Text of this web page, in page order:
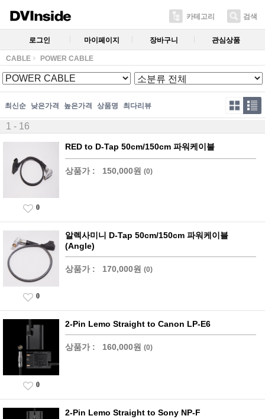
카테고리 검색
로그인 마이페이지 장바구니 관심상품
CABLE POWER CABLE
최신순 낮은가격 높은가격 상품명 최다리뷰
1 - 16
RED to D-Tap 50cm/150cm 파워케이블
상품가 : 150,000원 (0)
0
알렉사미니 D-Tap 50cm/150cm 파워케이블
(Angle)
상품가 : 170,000원 (0)
0
2-Pin Lemo Straight to Canon LP-E6
상품가 : 160,000원 (0)
0
2-Pin Lemo Straight to Sony NP-F